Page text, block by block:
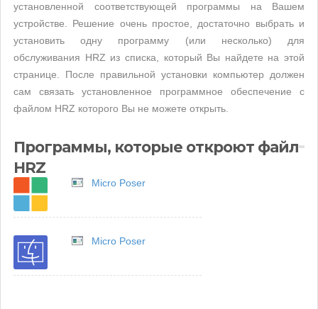
установленной соответствующей программы на Вашем
устройстве. Решение очень простое, достаточно выбрать и
установить одну программу (или несколько) для
обслуживания HRZ из списка, который Вы найдете на этой
странице. После правильной установки компьютер должен
сам связать установленное программное обеспечение с
файлом HRZ которого Вы не можете открыть.
Программы, которые откроют файл
HRZ
Micro Poser
Micro Poser